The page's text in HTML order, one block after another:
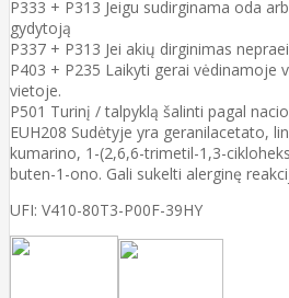
P333 + P313 Jeigu sudirginama oda
gydytoją
P337 + P313 Jei akių dirginimas
P403 + P235 Laikyti gerai vėdinamoje
vietoje.
P501 Turinį / talpyklą šalinti pagal
EUH208 Sudėtyje yra geranilacetato,
kumarino, 1-(2,6,6-trimetil-1,3-
buten-1-ono. Gali sukelti alerginę
UFI: V410-80T3-P00F-39HY